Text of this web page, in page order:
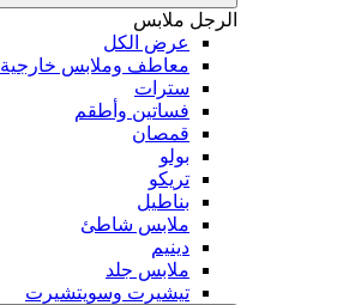
الرجل ملابس
عرض الكل
معاطف وملابس خارجية
سترات
فساتين وأطقم
قمصان
بولو
تريكو
بناطيل
ملابس شاطئ
دينيم
ملابس جلد
تيشيرت وسويتشيرت